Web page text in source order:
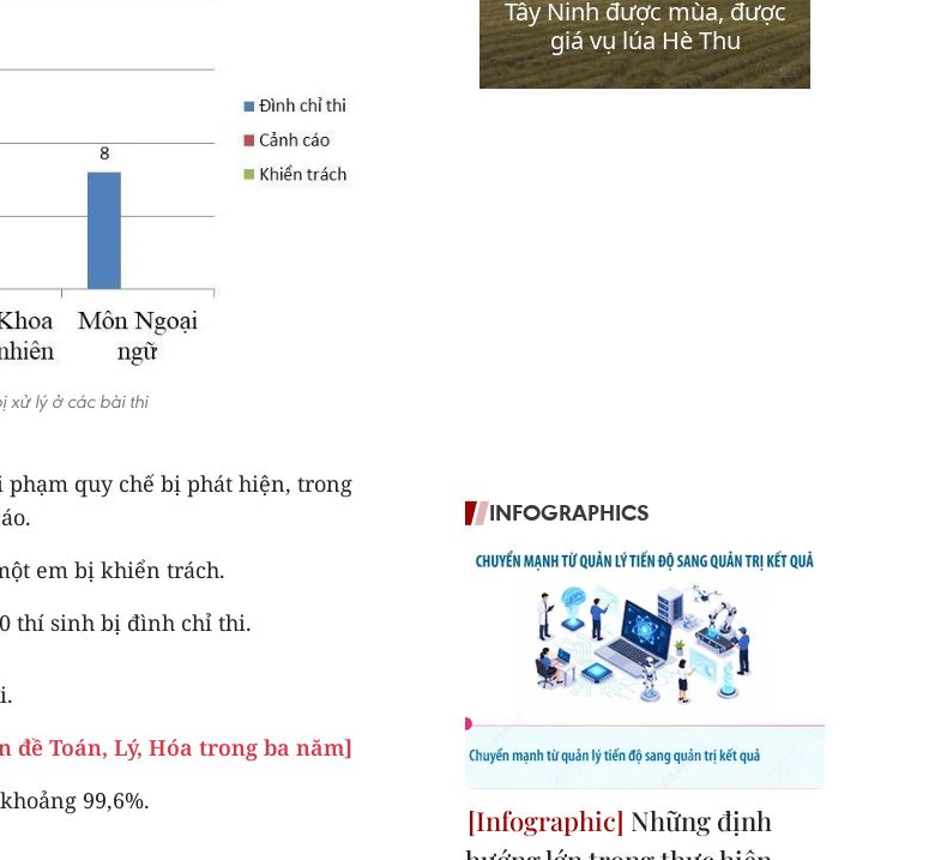
xử lý ở các bài thi
quy chế bị phát hiện, trong
em bị khiển trách.
thí sinh bị đình chỉ thi.
đề Toán, Lý, Hóa trong ba năm]
99,6%.
INFOGRAPHICS
Những định